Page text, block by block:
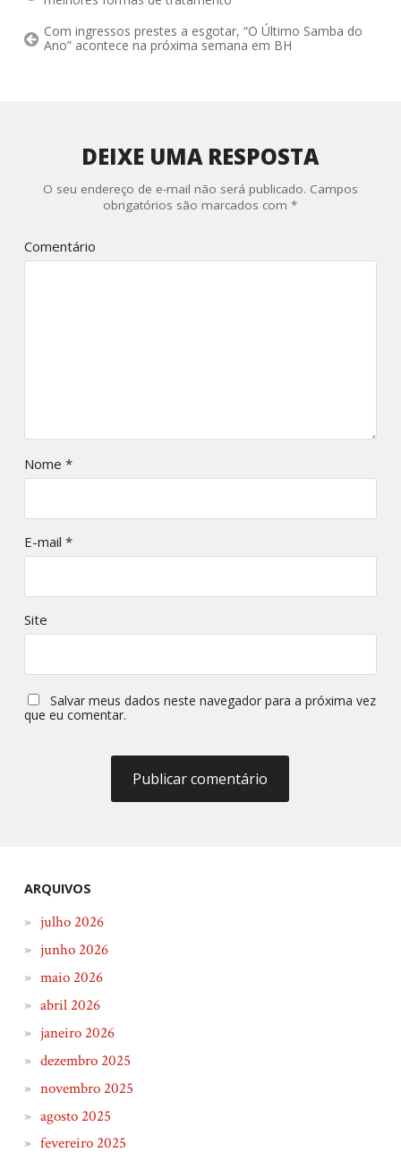
Com ingressos prestes a esgotar, “O Último Samba do
Ano” acontece na próxima semana em BH
DEIXE UMA RESPOSTA
O seu endereço de e-mail não será publicado. Campos
obrigatórios são marcados com*
Comentário
Nome *
E-mail *
Site
Salvar meus dados neste navegador para a próxima vez
que eu comentar.
ARQUIVOS
julho 2026
junho 2026
maio 2026
abril 2026
janeiro 2026
dezembro 2025
novembro 2025
agosto 2025
fevereiro 2025